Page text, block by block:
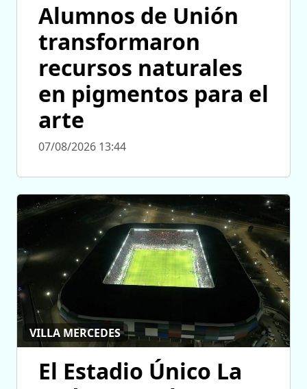
Alumnos de Unión
transformaron
recursos naturales
en pigmentos para el
arte
07/08/2026 13:44
VILLA MERCEDES
El Estadio Único La